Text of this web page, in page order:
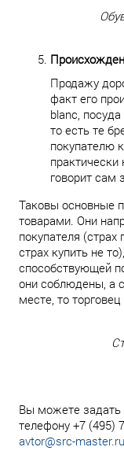
Продажу
факт его
blanc,
то есть те
покупателю
говорит сам
Таковы основные
товарами. Они
покупателя
страх купить не
способствующей
они соблюдены, а
месте, то
Вы можете задать
телефону +7 (495)
avtor@src-master.ru